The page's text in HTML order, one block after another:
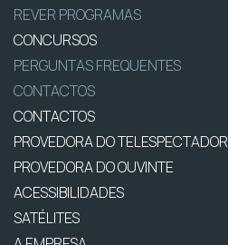
REVER PROGRAMAS
CONCURSOS
PERGUNTAS FREQUENTES
CONTACTOS
CONTACTOS
PROVEDORA DO TELESPECTADOR
PROVEDORA DO OUVINTE
ACESSIBILIDADES
SATÉLITES